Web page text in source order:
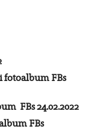
FBs
FBs 24.02.2022
FBs